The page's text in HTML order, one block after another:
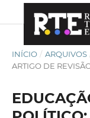
INÍCIO / ARQUIVOS
ARTIGO DE